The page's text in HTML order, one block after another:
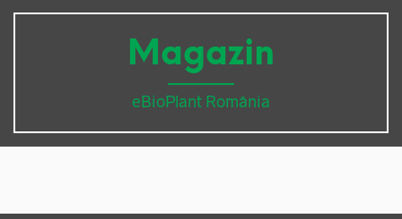
Magazin
eBioPlant România